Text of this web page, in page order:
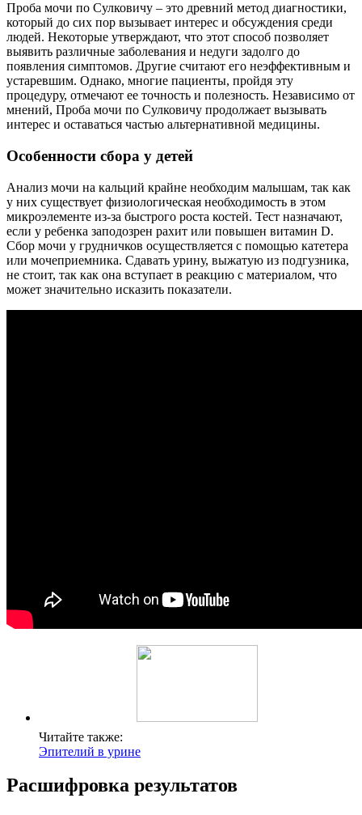
Проба мочи по Сулковичу – это древний метод диагностики,
который до сих пор вызывает интерес и обсуждения среди
людей. Некоторые утверждают, что этот способ позволяет
выявить различные заболевания и недуги задолго до
появления симптомов. Другие считают его неэффективным и
устаревшим. Однако, многие пациенты, пройдя эту
процедуру, отмечают ее точность и полезность. Независимо от
мнений, Проба мочи по Сулковичу продолжает вызывать
интерес и оставаться частью альтернативной медицины.
Особенности сбора у детей
Анализ мочи на кальций крайне необходим малышам, так как
у них существует физиологическая необходимость в этом
микроэлементе из-за быстрого роста костей. Тест назначают,
если у ребенка заподозрен рахит или повышен витамин D.
Сбор мочи у грудничков осуществляется с помощью катетера
или мочеприемника. Сдавать урину, выжатую из подгузника,
не стоит, так как она вступает в реакцию с материалом, что
может значительно исказить показатели.
Читайте также:
Эпителий в урине
Расшифровка результатов